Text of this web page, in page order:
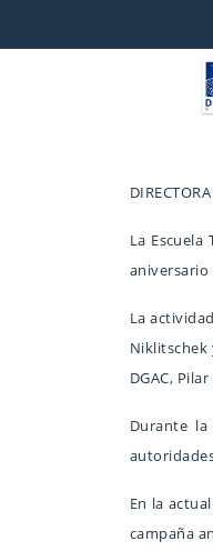
La
aniversario
La
Niklitschek
DGAC,
Durante
En la
campaña